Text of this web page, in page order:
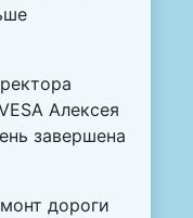
Алексея
завершена
дороги